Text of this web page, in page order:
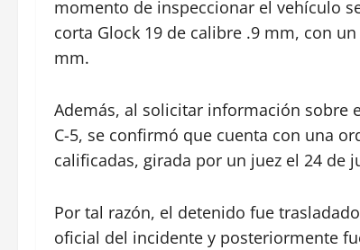
momento de inspeccionar el vehículo
corta Glock 19 de calibre .9 mm, con
mm.
Además, al solicitar información sobre
C-5, se confirmó que cuenta con una
calificadas, girada por un juez el 24 de
Por tal razón, el detenido fue
oficial del incidente y posteriormente